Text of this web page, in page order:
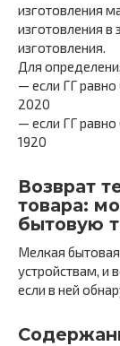
изготовления
изготовления
изготовления.
Для
— если ГГ
2020
— если ГГ
1920
Возврат
товара:
бытовую
Мелкая
устройствам, и
если в ней